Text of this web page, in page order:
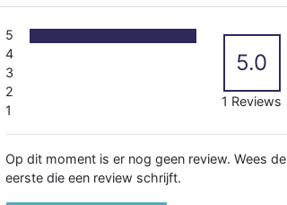
5
4
3
2
1
5.0
1 Reviews
Op dit moment is er nog geen review. Wees de
eerste die een review schrijft.